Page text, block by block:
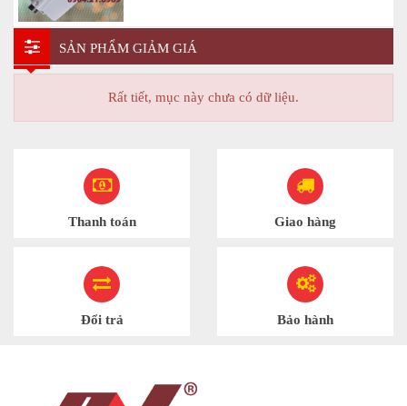
SẢN PHẨM GIẢM GIÁ
Rất tiết, mục này chưa có dữ liệu.
Thanh toán Giao hàng
Đổi trả Bảo hành